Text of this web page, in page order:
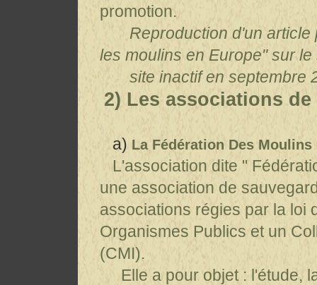
promotion.
Reproduction d'un article
les moulins en Europe" sur le
site inactif en septembre
2) Les associations
a) La Fédération Des Moulins
L'association dite "
une association de
associations régies par la loi
Organismes Publics et un
(CMI).
Elle a pour objet : l'étude,